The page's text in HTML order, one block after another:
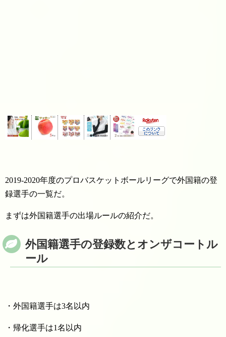
2019-2020年度のプロバスケットボールリーグで外国籍の登
録選手の一覧だ。
まずは外国籍選手の出場ルールの紹介だ。
外国籍選手の登録数とオンザコートル
ール
・外国籍選手は3名以内
・帰化選手は1名以内